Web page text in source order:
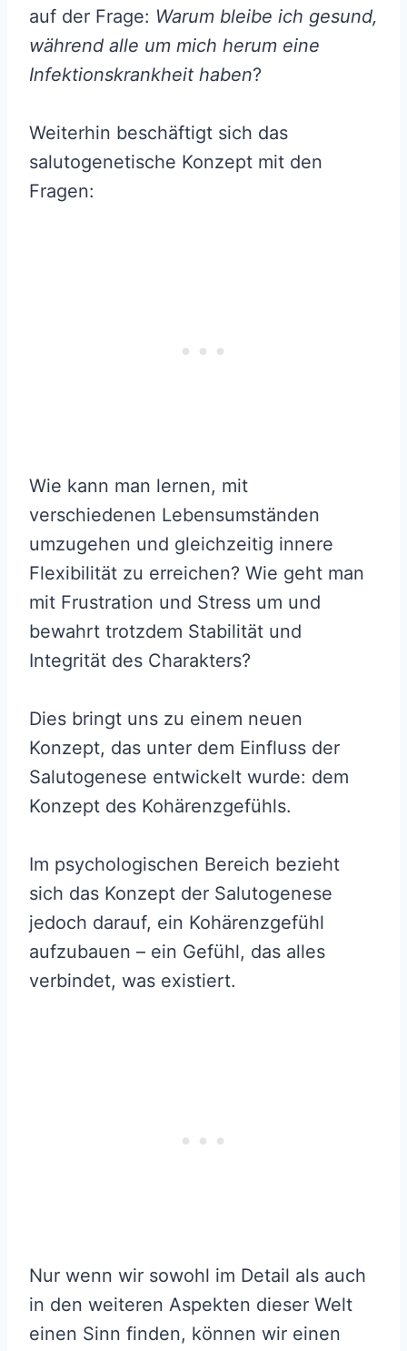
auf der Frage: Warum bleibe ich gesund,
während alle um mich herum eine
Infektionskrankheit haben?
Weiterhin beschäftigt sich das
salutogenetische Konzept mit den
Fragen:
Wie kann man lernen, mit
verschiedenen Lebensumständen
umzugehen und gleichzeitig innere
Flexibilität zu erreichen? Wie geht man
mit Frustration und Stress um und
bewahrt trotzdem Stabilität und
Integrität des Charakters?
Dies bringt uns zu einem neuen
Konzept, das unter dem Einfluss der
Salutogenese entwickelt wurde: dem
Konzept des Kohärenzgefühls.
Im psychologischen Bereich bezieht
sich das Konzept der Salutogenese
jedoch darauf, ein Kohärenzgefühl
aufzubauen – ein Gefühl, das alles
verbindet, was existiert.
Nur wenn wir sowohl im Detail als auch
in den weiteren Aspekten dieser Welt
einen Sinn finden, können wir einen